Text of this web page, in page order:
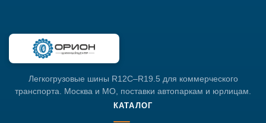
Легкогрузовые шины R12C–R19.5 для коммерческого
транспорта. Москва и МО, поставки автопаркам и юрлицам.
КАТАЛОГ